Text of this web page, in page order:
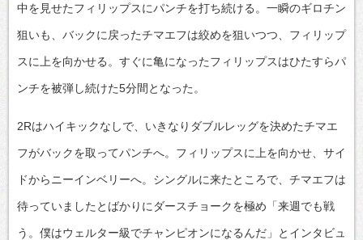
中を見せたフィリップスにパンチを打ち続ける。一瞬のギロチン
狙いも、バックに戻ったチマエフは絞めを狙いつつ、フィリップ
スに上を向かせる。すぐに亀になったフィリップスはひたすらパ
ンチを被弾し続けた5分間となった。
2Rはハイキックなしで、いきなりダブルレッグを決めたチマエ
フがバックを取ってパンチへ。フィリップスに上を向かせ、サイ
ドからニーインベリーへ。シングルに来たところで、チマエフは
待っていましたとばかりにダースチョークを極め「来週でも戦
う。僕はウェルター級でチャンピオンになるんだ」とインタビュ